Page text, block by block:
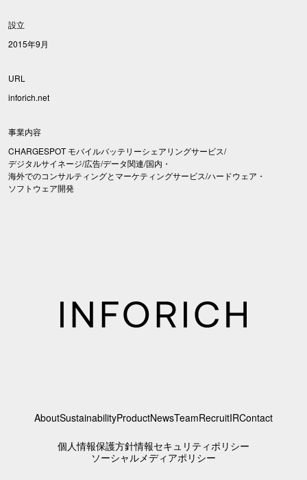
設立
2015年9月
URL
inforich.net
事業内容
CHARGESPOT モバイルバッテリーシェアリングサービス/
デジタルサイネージ/広告/データ関連/国内・
海外でのコンサルティングとマーケティングサービス/ハードウェア・
ソフトウェア開発
AboutSustainabilityProductNewsTeamRecruitIRContact
個人情報保護方針情報セキュリティポリシー
ソーシャルメディアポリシー